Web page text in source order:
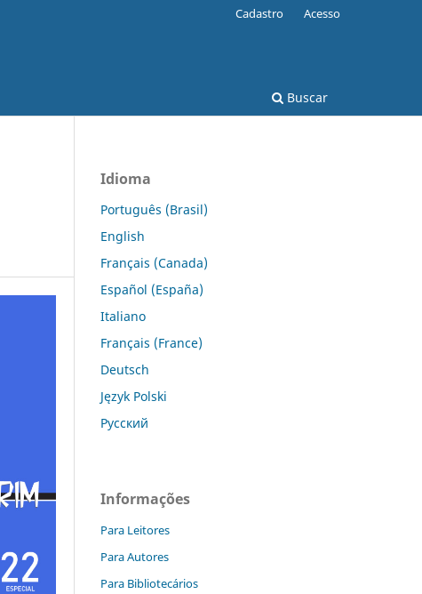
Buscar
Cadastro Acesso
Idioma
Português (Brasil)
English
Français (Canada)
Español (España)
Italiano
Français (France)
Deutsch
Język Polski
Русский
Informações
Para Leitores
Para Autores
Para Bibliotecários